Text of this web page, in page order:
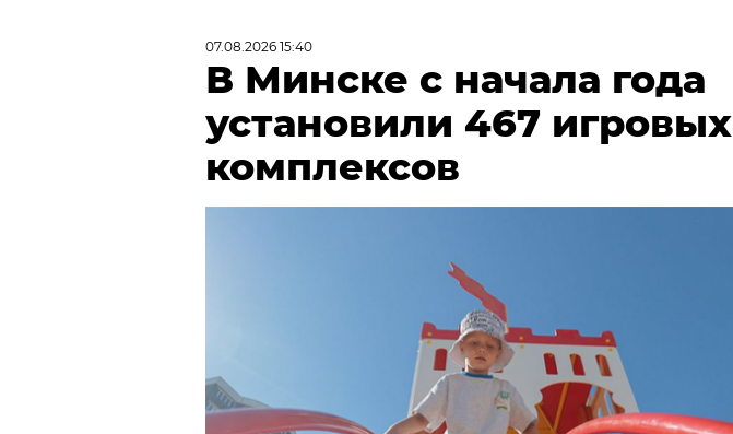
07.08.2026 15:40
В Минске с начала года
установили 467 игровых
комплексов